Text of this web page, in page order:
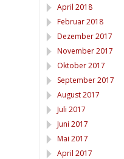
April 2018
Februar 2018
Dezember 2017
November 2017
Oktober 2017
September 2017
August 2017
Juli 2017
Juni 2017
Mai 2017
April 2017